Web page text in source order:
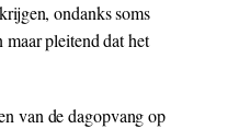
ondanks soms
maar pleitend dat het
van de dagopvang op